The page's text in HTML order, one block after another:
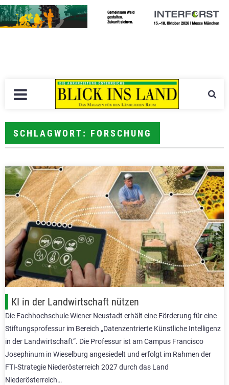
SCHLAGWORT: FORSCHUNG
KI in der Landwirtschaft nützen
Die Fachhochschule Wiener Neustadt erhält eine Förderung für eine
Stiftungsprofessur im Bereich „Datenzentrierte Künstliche Intelligenz
in der Landwirtschaft“. Die Professur ist am Campus Francisco
Josephinum in Wieselburg angesiedelt und erfolgt im Rahmen der
FTI-Strategie Niederösterreich 2027 durch das Land
Niederösterreich…